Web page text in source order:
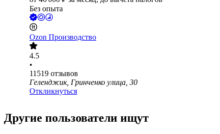
Без опыта
Ozon Производство
4.5
•
11519 отзывов
Геленджик, Гринченко улица, 30
Откликнуться
Другие пользователи ищут